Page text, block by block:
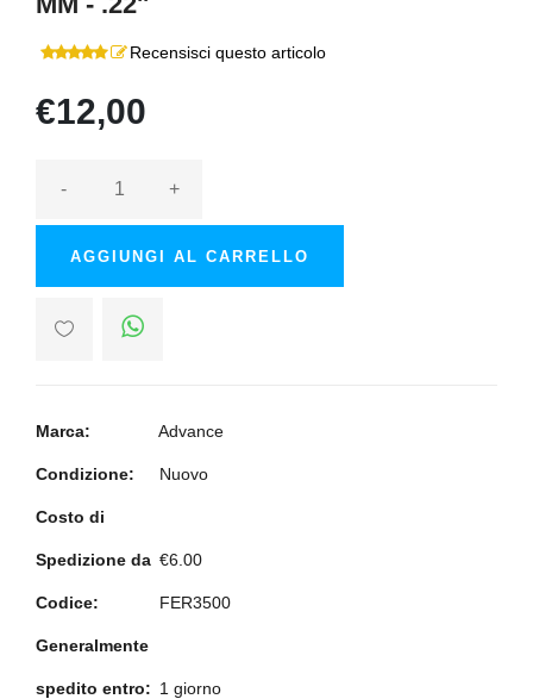
Recensisci questo articolo
€12,00
- +
AGGIUNGI AL CARRELLO
Marca: Advance
Condizione: Nuovo
Costo di
Spedizione da €6.00
Codice: FER3500
Generalmente
spedito entro: 1 giorno